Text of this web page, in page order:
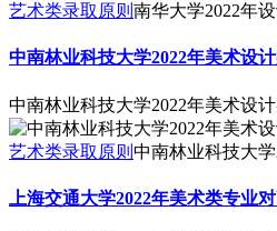
艺术类录取原则 南华大学2022年
中南林业科技大学2022年美术设
中南林业科技大学2022年美术设
艺术类录取原则 中南林业科技大
上海交通大学2022年美术类专业